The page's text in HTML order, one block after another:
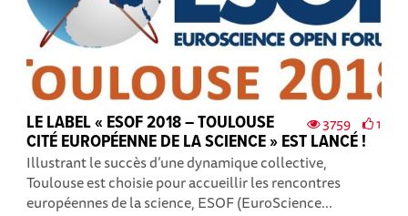
3759 1
LE LABEL « ESOF 2018 – TOULOUSE
CITÉ EUROPÉENNE DE LA SCIENCE » EST LANCÉ !
Illustrant le succès d’une dynamique collective,
Toulouse est choisie pour accueillir les rencontres
européennes de la science, ESOF (EuroScience...